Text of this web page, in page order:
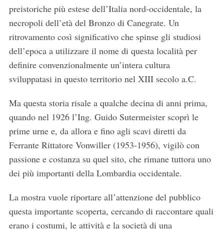
preistoriche più estese dell’Italia nord-occidentale, la
necropoli dell’età del Bronzo di Canegrate. Un
ritrovamento così significativo che spinse gli studiosi
dell’epoca a utilizzare il nome di questa località per
definire convenzionalmente un’intera cultura
sviluppatasi in questo territorio nel XIII secolo a.C.
Ma questa storia risale a qualche decina di anni prima,
quando nel 1926 l’Ing. Guido Sutermeister scoprì le
prime urne e, da allora e fino agli scavi diretti da
Ferrante Rittatore Vonwiller (1953-1956), vigilò con
passione e costanza su quel sito, che rimane tuttora uno
dei più importanti della Lombardia occidentale.
La mostra vuole riportare all’attenzione del pubblico
questa importante scoperta, cercando di raccontare quali
erano i costumi, le attività e la società di una